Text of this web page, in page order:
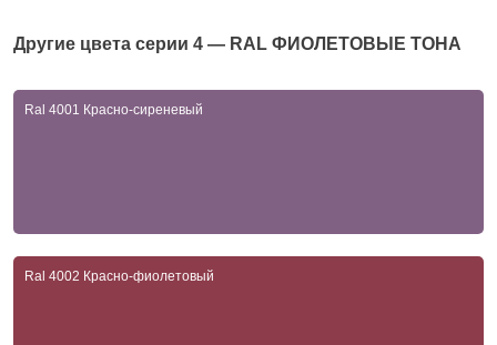
Другие цвета серии 4 — RAL ФИОЛЕТОВЫЕ ТОНА
Ral 4001 Красно-сиреневый
Ral 4002 Красно-фиолетовый